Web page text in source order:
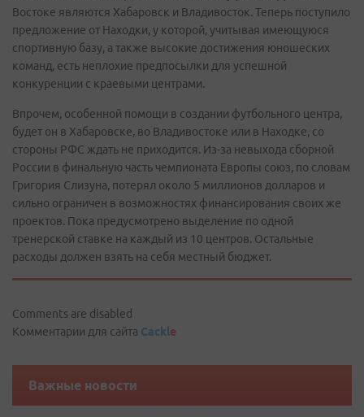
Востоке являются Хабаровск и Владивосток. Теперь поступило
предложение от Находки, у которой, учитывая имеющуюся
спортивную базу, а также высокие достижения юношеских
команд, есть неплохие предпосылки для успешной
конкуренции с краевыми центрами.
Впрочем, особенной помощи в создании футбольного центра,
будет он в Хабаровске, во Владивостоке или в Находке, со
стороны РФС ждать не приходится. Из-за невыхода сборной
России в финальную часть чемпионата Европы союз, по словам
Григория Слизуна, потерял около 5 миллионов долларов и
сильно ограничен в возможностях финансирования своих же
проектов. Пока предусмотрено выделение по одной
тренерской ставке на каждый из 10 центров. Остальные
расходы должен взять на себя местный бюджет.
Comments are disabled
Комментарии для сайта Cackle
Важные новости